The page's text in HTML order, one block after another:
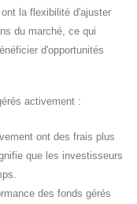
la flexibilité d'ajuster
du marché, ce qui
d'opportunités
activement :
ont des frais plus
que les investisseurs
des fonds gérés